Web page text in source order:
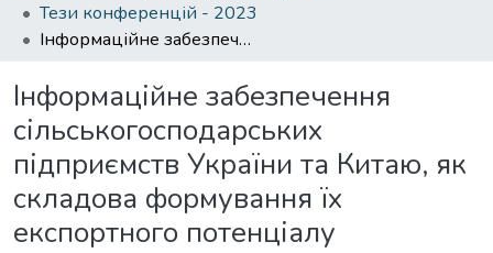
Тези конференцій - 2023
Інформаційне забезпечення сільськогосподарських підприємств України та Китаю, як складова формування їх експортного потенціалу
Інформаційне забезпечення
сільськогосподарських
підприємств України та Китаю, як
складова формування їх
експортного потенціалу